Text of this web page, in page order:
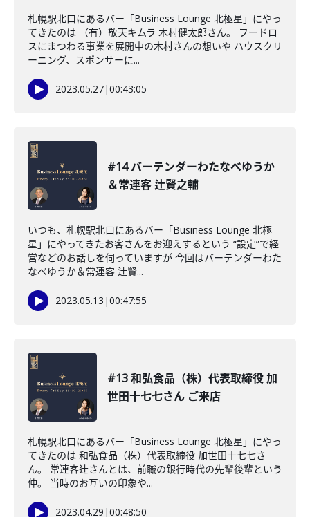
札幌駅北口にあるバー「Business Lounge 北極星」にやっ
てきたのは （有）敬天キムラ 木村健太郎さん。 フードロ
スにまつわる事業を展開中の木村さんの想いや ハウスクリ
ーニング、スポンサーに...
2023.05.27|00:43:05
#14 バーテンダーわたなべゆうか
＆常連客 辻賢之輔
いつも、札幌駅北口にあるバー「Business Lounge 北極
星」にやってきたお客さんをお迎えするという “設定”で経
営などのお話しを伺っていますが 今回はバーテンダーわた
なべゆうか＆常連客 辻賢...
2023.05.13 |00:47:55
#13 和弘食品（株）代表取締役 加
世田十七七さん ご来店
札幌駅北口にあるバー「Business Lounge 北極星」にやっ
てきたのは 和弘食品（株）代表取締役 加世田十七七さ
ん。 常連客辻さんとは、前職の銀行時代の先輩後輩という
仲。 当時のお互いの印象や...
2023.04.29 |00:48:50